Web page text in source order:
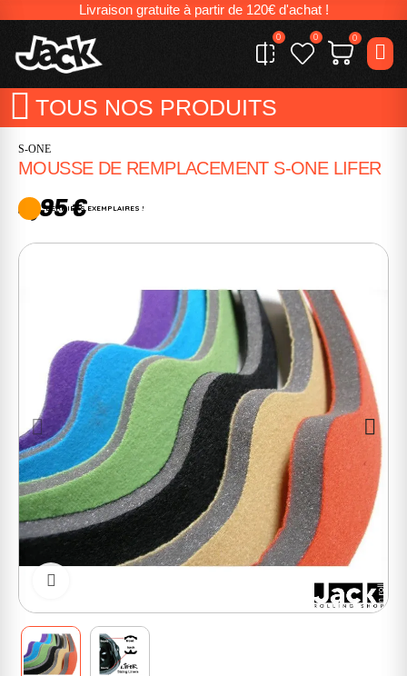
Livraison gratuite à partir de 120€ d'achat !
0 0 0
TOUS NOS PRODUITS
S-ONE
MOUSSE DE REMPLACEMENT S-ONE LIFER
4,95 €
DERNIERS EXEMPLAIRES !